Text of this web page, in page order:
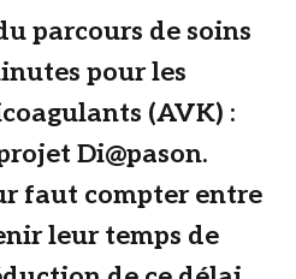
parcours de soins
pour les
(AVK) :
Di@pason.
faut compter entre
leur temps de